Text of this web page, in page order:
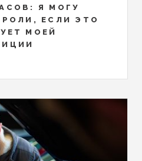
Я МОГУ
ЕСЛИ ЭТО
МОЕЙ